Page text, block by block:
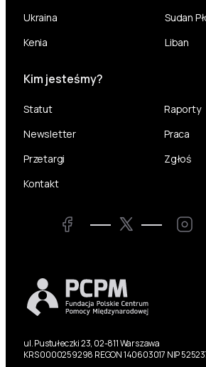
Ukraina
Kenia
Sudan
Liban
Kim jesteśmy?
Statut
Raporty
Newsletter
Praca
Przetargi
Zgłoś
Kontakt
Facebook Twitter
ul. Pustułeczki 23, 02-811 Warszawa
KRS 0000259298 REGON 140603017 NIP